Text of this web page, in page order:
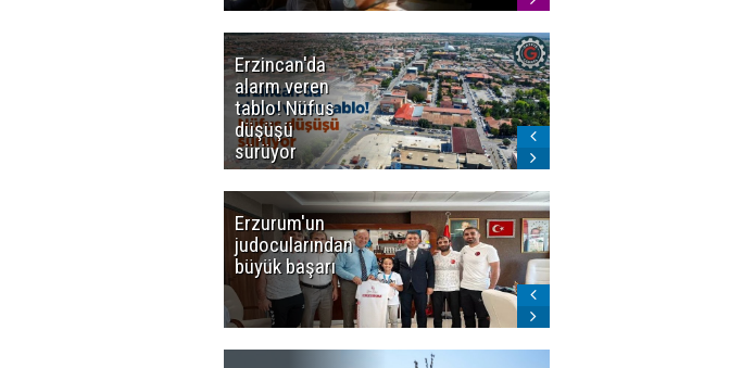
Erzincan'da
alarm veren
tablo! Nüfus
düşüşü
sürüyor
Erzurum'un
judocularından
büyük başarı